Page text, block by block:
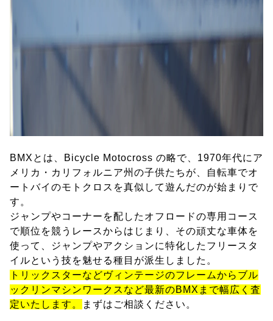
BMXとは、Bicycle Motocross の略で、1970年代にア
メリカ・カリフォルニア州の子供たちが、自転車でオ
ートバイのモトクロスを真似して遊んだのが始まりで
す。
ジャンプやコーナーを配したオフロードの専用コース
で順位を競うレースからはじまり、その頑丈な車体を
使って、ジャンプやアクションに特化したフリースタ
イルという技を魅せる種目が派生しました。
トリックスターなどヴィンテージのフレームからブル
ックリンマシンワークスなど最新のBMXまで幅広く査
定いたします。
まずはご相談ください。